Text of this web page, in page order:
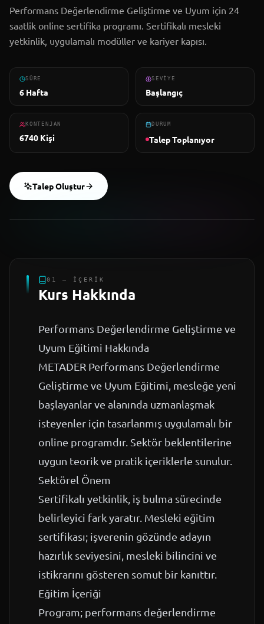
Mağaza
Kariyer
İletişim
Performans Değerlendirme Geliştirme ve Uyum için 24
saatlik online sertifika programı. Sertifikalı mesleki
yetkinlik, uygulamalı modüller ve kariyer kapısı.
SÜRE
6 Hafta
SEVIYE
Başlangıç
KONTENJAN
6740 Kişi
DURUM
Talep Toplanıyor
Talep Oluştur
6740 Kontenjan
01 — İÇERIK
Kurs Hakkında
Performans Değerlendirme Geliştirme ve
Uyum Eğitimi Hakkında
METADER Performans Değerlendirme
Geliştirme ve Uyum Eğitimi, mesleğe yeni
başlayanlar ve alanında uzmanlaşmak
isteyenler için tasarlanmış uygulamalı bir
online programdır. Sektör beklentilerine
uygun teorik ve pratik içeriklerle sunulur.
Sektörel Önem
Sertifikalı yetkinlik, iş bulma sürecinde
belirleyici fark yaratır. Mesleki eğitim
sertifikası; işverenin gözünde adayın
hazırlık seviyesini, mesleki bilincini ve
istikrarını gösteren somut bir kanıttır.
Eğitim İçeriği
Program; performans değerlendirme